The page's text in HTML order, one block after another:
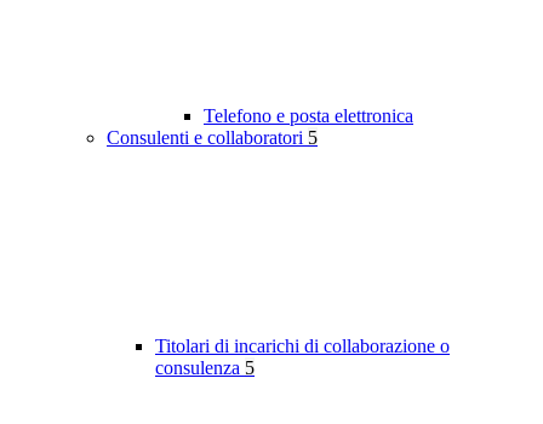
Telefono e posta elettronica
Consulenti e collaboratori 5
Titolari di incarichi di collaborazione o
consulenza 5